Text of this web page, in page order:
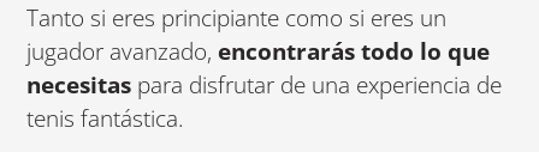
Tanto si eres principiante como si eres un
jugador avanzado, encontrarás todo lo que
necesitas para disfrutar de una experiencia de
tenis fantástica.